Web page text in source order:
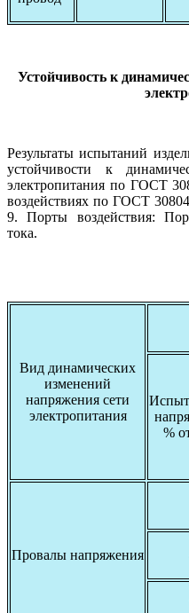
Устойчивость к
Результаты испытаний
устойчивости к
электропитания по ГОСТ
воздействиях по ГОСТ
9. Порты воздействия:
тока.
Вид динамических
изменений
напряжения сети
электропитания
%
Провалы напряжения